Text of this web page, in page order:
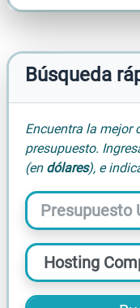
Búsqueda
Encuentra la mejor
presupuesto.
(en dólares), e